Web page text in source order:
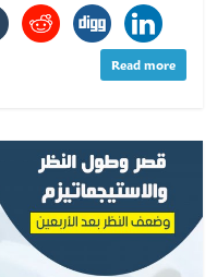
Read more